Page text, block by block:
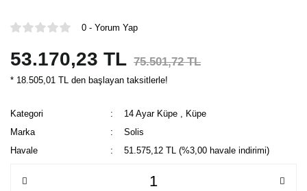
0 - Yorum Yap
53.170,23 TL 75.501,72 TL
* 18.505,01 TL den başlayan taksitlerle!
Kategori 14 Ayar Küpe
Küpe
Marka
Solis
Havale
51.575,12 TL (%3,00 havale indirimi)